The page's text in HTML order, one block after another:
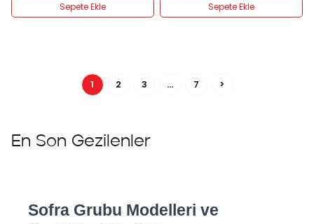
Sepete Ekle Sepete Ekle
1 2 3 ... 7 >
En Son Gezilenler
Sofra Grubu Modelleri ve